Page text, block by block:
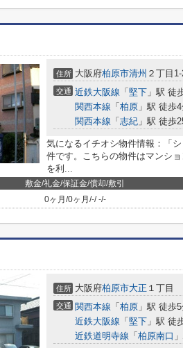
住所 大阪府柏原市清州 ２丁目
交通 近鉄大阪線 「 堅下 」駅 徒
関西本線 「 柏原 」駅 徒歩
関西本線 「 志紀 」駅 徒歩
気になるイチオシ物件情報：「
件です。こちらの物件はマンシ
を利...
敷金/礼金/保証金/償却/敷引
0ヶ月 /0ヶ月 /-/-/-
住所 大阪府柏原市大正 １丁目
交通 関西本線 「 柏原 」駅 徒歩
近鉄大阪線 「 堅下 」駅 徒
近鉄道明寺線 「 柏原南口